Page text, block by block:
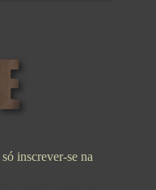
inscrever-se na